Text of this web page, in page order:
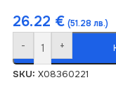
26.22 € (51.28 лв.)
- +
SKU:X08360221